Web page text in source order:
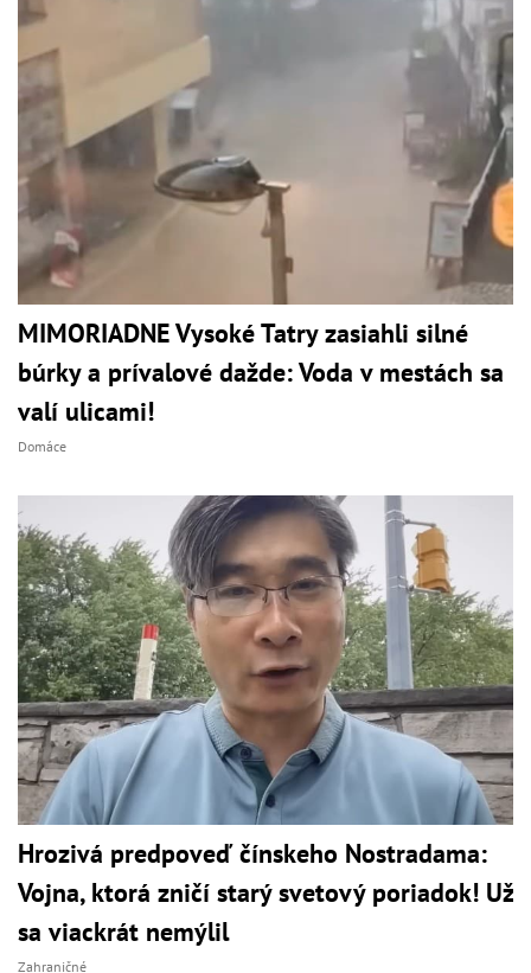
MIMORIADNE Vysoké Tatry zasiahli silné
búrky a prívalové dažde: Voda v mestách sa
valí ulicami!
Domáce
Hrozivá predpoveď čínskeho Nostradama:
Vojna, ktorá zničí starý svetový poriadok! Už
sa viackrát nemýlil
Zahraničné